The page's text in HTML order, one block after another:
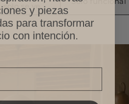
solo se vey piezas
para transformar
con intención.